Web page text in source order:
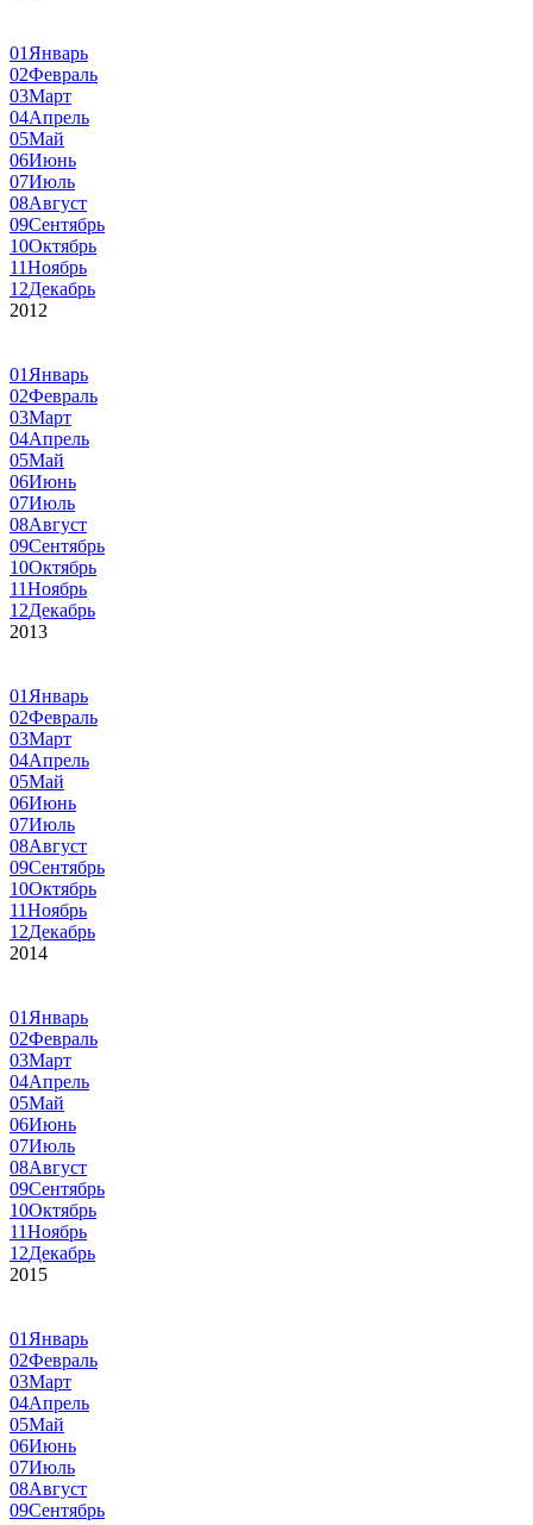
01 Январь
02Февраль
03Март
04Апрель
05Май
06Июнь
07Июль
08Август
09Сентябрь
10Октябрь
11Ноябрь
12Декабрь
2012
01 Январь
02Февраль
03Март
04Апрель
05Май
06Июнь
07Июль
08Август
09Сентябрь
10Октябрь
11Ноябрь
12Декабрь
2013
01 Январь
02Февраль
03Март
04Апрель
05Май
06Июнь
07Июль
08Август
09Сентябрь
10Октябрь
11Ноябрь
12Декабрь
2014
01 Январь
02Февраль
03Март
04Апрель
05Май
06Июнь
07Июль
08Август
09Сентябрь
10Октябрь
11Ноябрь
12Декабрь
2015
01 Январь
02Февраль
03Март
04Апрель
05Май
06Июнь
07Июль
08Август
09Сентябрь